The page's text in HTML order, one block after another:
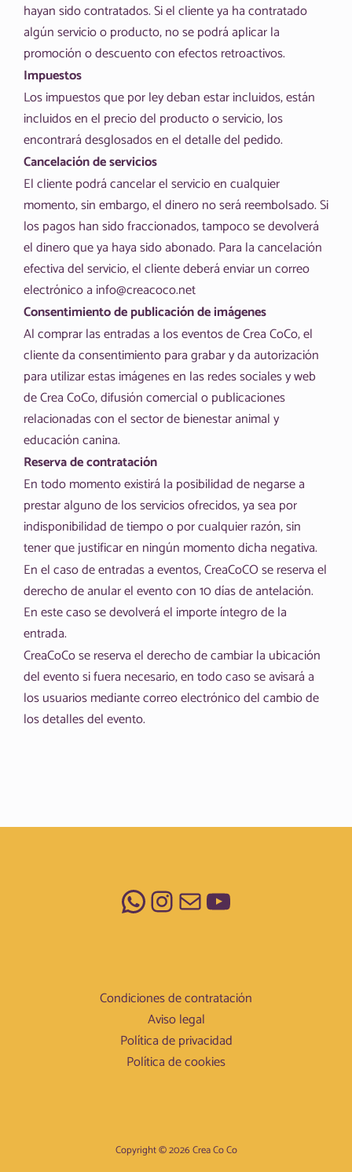
hayan sido contratados. Si el cliente ya ha contratado
algún servicio o producto, no se podrá aplicar la
promoción o descuento con efectos retroactivos.
Impuestos
Los impuestos que por ley deban estar incluidos, están
incluidos en el precio del producto o servicio, los
encontrará desglosados en el detalle del pedido.
Cancelación de servicios
El cliente podrá cancelar el servicio en cualquier
momento, sin embargo, el dinero no será reembolsado. Si
los pagos han sido fraccionados, tampoco se devolverá
el dinero que ya haya sido abonado. Para la cancelación
efectiva del servicio, el cliente deberá enviar un correo
electrónico a info@creacoco.net
Consentimiento de publicación de imágenes
Al comprar las entradas a los eventos de Crea CoCo, el
cliente da consentimiento para grabar y da autorización
para utilizar estas imágenes en las redes sociales y web
de Crea CoCo, difusión comercial o publicaciones
relacionadas con el sector de bienestar animal y
educación canina.
Reserva de contratación
En todo momento existirá la posibilidad de negarse a
prestar alguno de los servicios ofrecidos, ya sea por
indisponibilidad de tiempo o por cualquier razón, sin
tener que justificar en ningún momento dicha negativa.
En el caso de entradas a eventos, CreaCoCO se reserva el
derecho de anular el evento con 10 días de antelación.
En este caso se devolverá el importe íntegro de la
entrada.
CreaCoCo se reserva el derecho de cambiar la ubicación
del evento si fuera necesario, en todo caso se avisará a
los usuarios mediante correo electrónico del cambio de
los detalles del evento.
WhatsApp
Instagram
Correo electrónico
YouTube
Condiciones de contratación
Aviso legal
Política de privacidad
Política de cookies
Copyright © 2026 Crea Co Co